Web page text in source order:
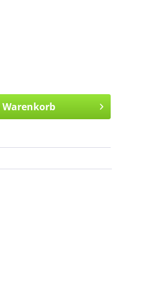
Warenkorb